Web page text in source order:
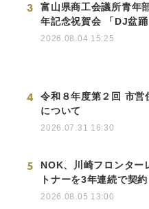
3
富山県商工会議所青年
年記念祝賀会 「DJ盆
2026.08.04 15:25
4
令和８年度第２回 市営
について
2026.07.31 16:30
5
NOK、川崎フロンター
トナーを3年連続で契約
2026.08.05 13:00